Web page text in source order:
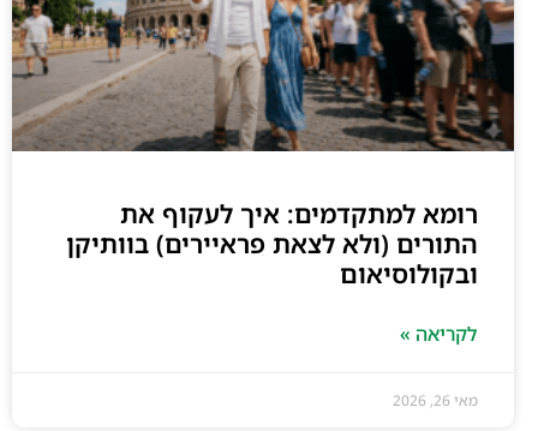
רומא למתקדמים: איך לעקוף את
התורים (ולא לצאת פראיירים) בוותיקן
ובקולוסיאום
לקריאה »
מאי 26, 2026